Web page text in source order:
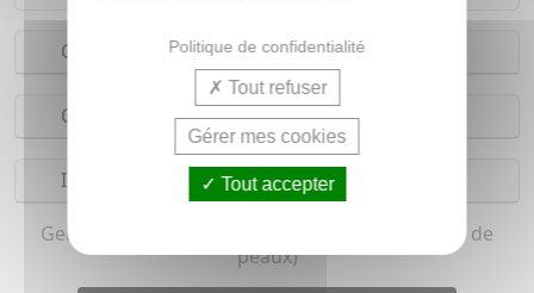
Conseils d'utilisation
Composition
Indications
Gel douche pour homme et femme (Tous types de
peaux)
Politique de confidentialité
Tout refuser
Gérer mes cookies
Tout accepter